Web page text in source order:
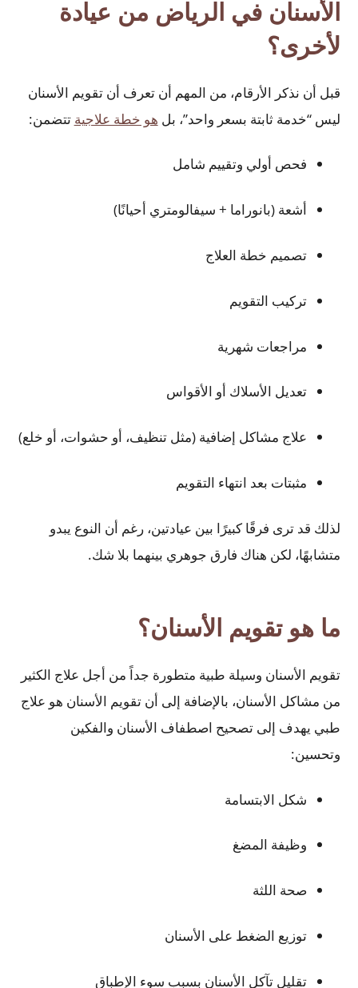
الأسنان في الرياض من عيادة
لأخرى؟
قبل أن نذكر الأرقام، من المهم أن تعرف أن تقويم الأسنان
ليس “خدمة ثابتة بسعر واحد”، بل هو خطة علاجية تتضمن:
فحص أولي وتقييم شامل
أشعة (بانوراما + سيفالومتري أحيانًا)
تصميم خطة العلاج
تركيب التقويم
مراجعات شهرية
تعديل الأسلاك أو الأقواس
علاج مشاكل إضافية (مثل تنظيف، أو حشوات، أو خلع)
مثبتات بعد انتهاء التقويم
لذلك قد ترى فرقًا كبيرًا بين عيادتين، رغم أن النوع يبدو
متشابهًا، لكن هناك فارق جوهري بينهما بلا شك.
ما هو تقويم الأسنان؟
تقويم الأسنان وسيلة طبية متطورة جداً من أجل علاج الكثير
من مشاكل الأسنان، بالإضافة إلى أن تقويم الأسنان هو علاج
طبي يهدف إلى تصحيح اصطفاف الأسنان والفكين
وتحسين:
شكل الابتسامة
وظيفة المضغ
صحة اللثة
توزيع الضغط على الأسنان
تقليل تآكل الأسنان بسبب سوء الإطباق